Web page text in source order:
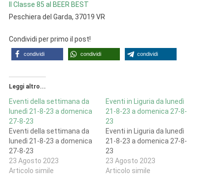
Il Classe 85 al BEER BEST
Peschiera del Garda, 37019 VR
Condividi per primo il post!
condividi condividi condividi
Leggi altro...
Eventi della settimana da
lunedì 21-8-23 a domenica
27-8-23
Eventi della settimana da
lunedì 21-8-23 a domenica
27-8-23
23 Agosto 2023
Articolo simile
Eventi in Liguria da lunedì
21-8-23 a domenica 27-8-
23
Eventi in Liguria da lunedì
21-8-23 a domenica 27-8-
23
23 Agosto 2023
Articolo simile